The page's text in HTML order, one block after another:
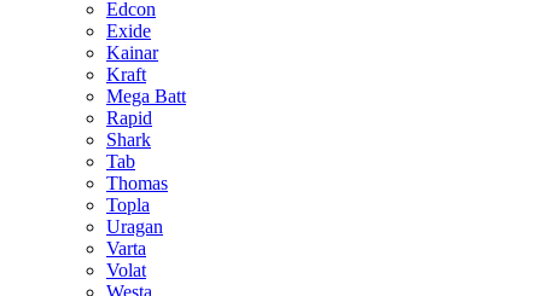
Edcon
Exide
Kainar
Kraft
Mega Batt
Rapid
Shark
Tab
Thomas
Topla
Uragan
Varta
Volat
Westa